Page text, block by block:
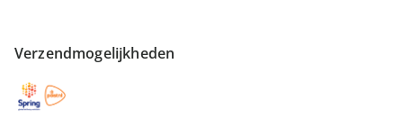
Verzendmogelijkheden